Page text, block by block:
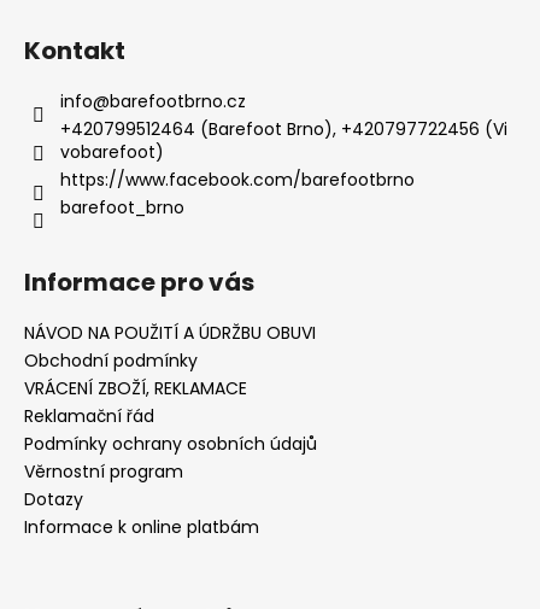
Kontakt
info@barefootbrno.cz
+420799512464 (Barefoot Brno), +420797722456 (Vi
vobarefoot)
https://www.facebook.com/barefootbrno
barefoot_brno
Informace pro vás
NÁVOD NA POUŽITÍ A ÚDRŽBU OBUVI
Obchodní podmínky
VRÁCENÍ ZBOŽÍ, REKLAMACE
Reklamační řád
Podmínky ochrany osobních údajů
Věrnostní program
Dotazy
Informace k online platbám